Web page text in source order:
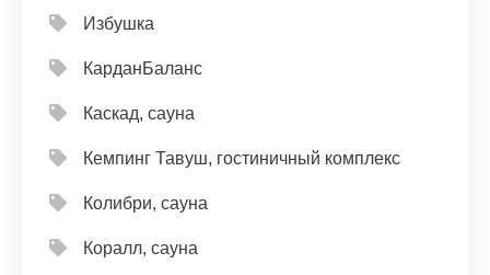
Избушка
КарданБаланс
Каскад, сауна
Кемпинг Тавуш, гостиничный комплекс
Колибри, сауна
Коралл, сауна